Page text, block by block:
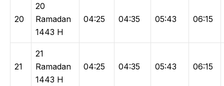
20
20
Ramadan
1443 H
04:25 04:35 05:43 06:15
21
21
Ramadan
1443 H
04:25 04:35 05:43 06:15